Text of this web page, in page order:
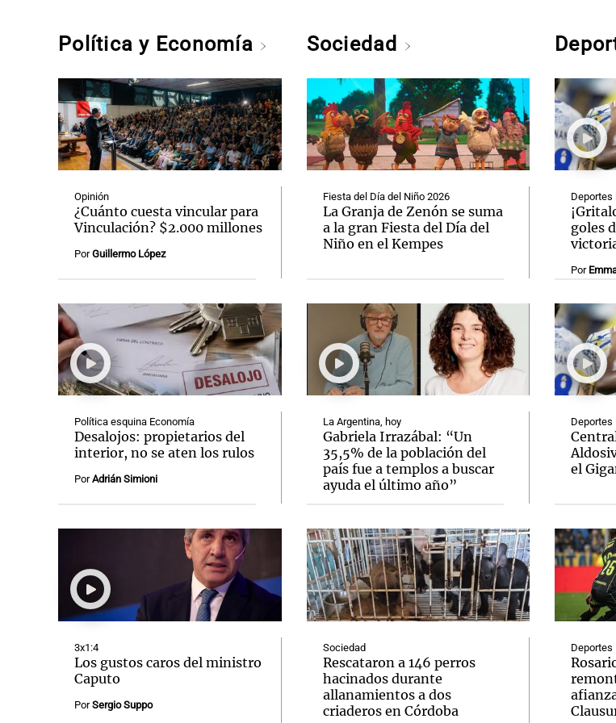
Política y Economía
Opinión
¿Cuánto cuesta vincular para
Vinculación? $2.000 millones
PorGuillermo López
Política esquina Economía
Desalojos: propietarios del
interior, no se aten los rulos
PorAdrián Simioni
3x1:4
Los gustos caros del ministro
Caputo
PorSergio Suppo
Sociedad
Fiesta del Día del Niño 2026
La Granja de Zenón se suma
a la gran Fiesta del Día del
Niño en el Kempes
La Argentina, hoy
Gabriela Irrazábal: “Un
35,5% de la población del
país fue a templos a buscar
ayuda el último año”
Sociedad
Rescataron a 146 perros
hacinados durante
allanamientos a dos
criaderos en Córdoba
Deportes
goles
Por
Deportes
el
Deportes
Notas
El huracán de Arequito